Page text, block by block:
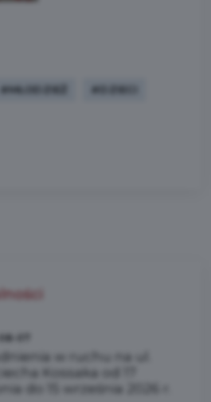
#MŁODZIEŻ #DZIECI
07
w ruchu na ul.
Kossaka od 17
do 15 września 2026 r.